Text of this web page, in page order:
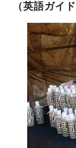
（英語ガイド